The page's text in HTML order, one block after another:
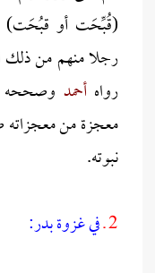
(قُبِّحَت أو قبُحَت)
رجلا منهم من ذلك
رواهأحمد وصححه
معجزة من معجزاته
نبوته.
2 ـ في غزوة بدر: